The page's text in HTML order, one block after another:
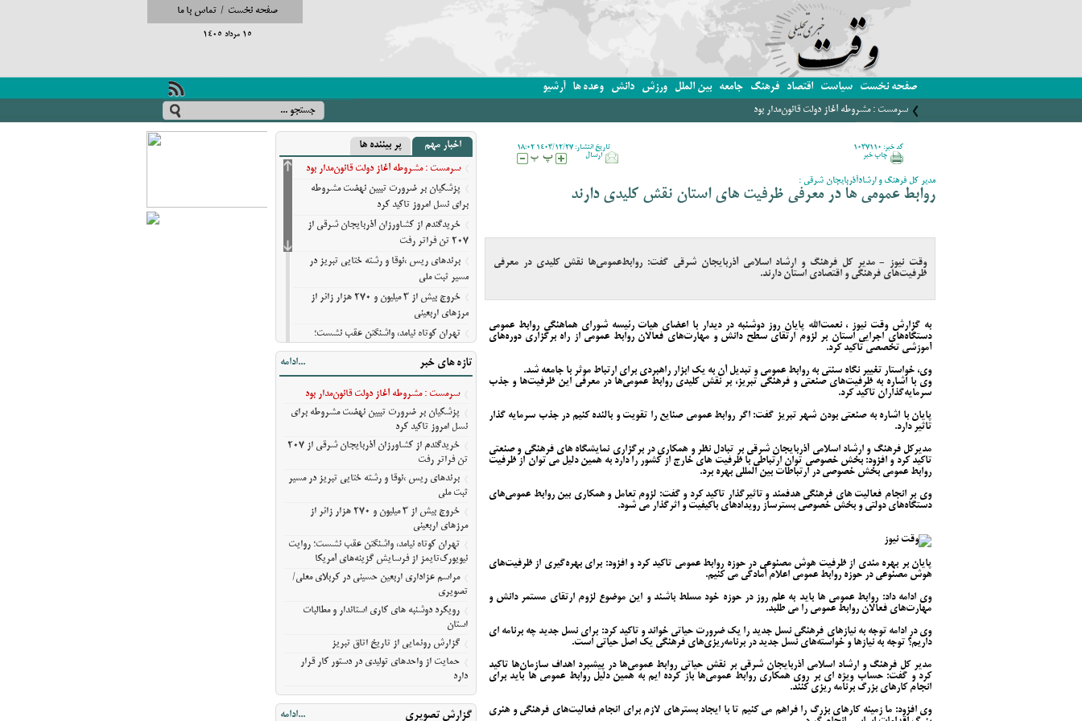
صفحه نخست / تماس با ما
15 مرداد 1405
صفحه نخست سیاست اقتصاد فرهنگ جامعه بین الملل ورزش دانش وعده ها آرشیو
سرمست : مشروطه آغاز دولت قانون‌مدار بود
کد خبر: 1037110
تاریخ انتشار: 1403/12/27 18:02
چاپ خبر
ارسال
مدیر کل فرهنگ و ارشادآذربایجان‌ شرقی :
روابط عمومی ها در معرفی ظرفیت های استان نقش کلیدی دارند
وقت نیوز - مدیر کل فرهنگ و ارشاد اسلامی آذربایجان‌ شرقی گفت: روابط‌عمومی‌ها نقش کلیدی در معرفی
ظرفیت‌های فرهنگی و اقتصادی استان دارند.
به گزارش وقت نیوز ، نعمت‌الله پایان روز دوشنبه در دیدار با اعضای هیات رئیسه شورای هماهنگی روابط عمومی
دستگاه‌های اجرایی استان بر لزوم ارتقای سطح دانش و مهارت‌های فعالان روابط عمومی از راه برگزاری دوره‌های
آموزشی تخصصی تاکید کرد.
وی، خواستار تغییر نگاه سنتی به روابط عمومی و تبدیل آن به یک ابزار راهبردی برای ارتباط موثر با جامعه شد.
وی با اشاره به ظرفیت‌های صنعتی و فرهنگی تبریز، بر نقش کلیدی روابط عمومی‌ها در معرفی این ظرفیت‌ها و جذب
سرمایه‌گذاران تاکید کرد.
پایان با اشاره به صنعتی بودن شهر تبریز گفت: اگر روابط عمومی صنایع را تقویت و بالنده کنیم در جذب سرمایه گذار
تاثیر دارد.
مدیرکل فرهنگ و ارشاد اسلامی آذربایجان شرقی بر تبادل نظر و همکاری در برگزاری نمایشگاه های فرهنگی و صنعتی
تاکید کرد و افزود: بخش خصوصی توان ارتباطی با ظرفیت های خارج از کشور را دارد به همین دلیل می توان از ظرفیت
روابط عمومی بخش خصوصی در ارتباطات بین المللی بهره برد.
وی بر انجام فعالیت های فرهنگی هدفمند و تاثیرگذار تاکید کرد و گفت: لزوم تعامل و همکاری بین روابط عمومی‌های
دستگاه‌های دولتی و بخش خصوصی بسترساز رویدادهای باکیفیت و اثرگذار می شود.
پایان بر بهره مندی از ظرفیت هوش مصنوعی در حوزه روابط عمومی تاکید کرد و افزود: برای بهره‌گیری از ظرفیت‌های
هوش مصنوعی در حوزه روابط عمومی اعلام آمادگی می کنیم.
وی ادامه داد: روابط عمومی ها باید به علم روز در حوزه خود مسلط باشند و این موضوع لزوم ارتقای مستمر دانش و
مهارت‌های فعالان روابط عمومی را می طلبد.
وی در ادامه توجه به نیازهای فرهنگی نسل جدید را یک ضرورت حیاتی خواند و تاکید کرد: برای نسل جدید چه برنامه ای
داریم؟ توجه به نیازها و خواسته‌های نسل جدید در برنامه‌ریزی‌های فرهنگی یک اصل حیاتی است.
مدیر کل فرهنگ و ارشاد اسلامی آذربایجان شرقی بر نقش حیاتی روابط عمومی‌ها در پیشبرد اهداف سازمان‌ها تاکید
کرد و گفت: حساب ویژه ای بر روی همکاری روابط عمومی‌ها باز کرده ایم به همین دلیل روابط عمومی ها باید برای
انجام کارهای بزرگ برنامه ریزی کنند.
وی افزود: ما زمینه کارهای بزرگ را فراهم می کنیم تا با ایجاد بسترهای لازم برای انجام فعالیت‌های فرهنگی و هنری
اخبار مهم پر بیننده ها
سرمست : مشروطه آغاز دولت قانون‌مدار بود
پزشکیان بر ضرورت تبیین نهضت مشروطه
برای نسل امروز تاکید کرد
خریدگندم از کشاورزان آذربایجان شرقی از
207 تن فراتر رفت
برندهای ریس ،‌نوقا و رشته ختایی تبریز در
مسیر ثبت ملی
خروج بیش از ۳ میلیون و ۲۷۰ هزار زائر از
مرزهای اربعینی
تهران کوتاه نیامد، واشنگتن عقب نشست؛
روایت نیویورک‌تایمز از فرسایش گزینه‌های
آمریکا
مراسم عزاداری اربعین حسینی در کربلای
معلی/تصویری
رویکرد دوشنبه های کاری استاندار و مطالبات
گزارش رونمایی از تاریخ اتاق تبریز
حمایت از واحدهای تولیدی در دستور کار قرار
دارد
تازه های خبر ...ادامه
سرمست : مشروطه آغاز دولت قانون‌مدار بود
پزشکیان بر ضرورت تبیین نهضت مشروطه برای
نسل امروز تاکید کرد
خریدگندم از کشاورزان آذربایجان شرقی از 207
تن فراتر رفت
برندهای ریس ،‌نوقا و رشته ختایی تبریز در مسیر
ثبت ملی
خروج بیش از ۳ میلیون و ۲۷۰ هزار زائر از
مرزهای اربعینی
تهران کوتاه نیامد، واشنگتن عقب نشست؛ روایت
نیویورک‌تایمز از فرسایش گزینه‌های آمریکا
مراسم عزاداری اربعین حسینی در کربلای معلی/
تصویری
رویکرد دوشنبه های کاری استاندار و مطالبات
استان
گزارش رونمایی از تاریخ اتاق تبریز
حمایت از واحدهای تولیدی در دستور کار قرار
دارد
گزارش تصویری ...ادامه